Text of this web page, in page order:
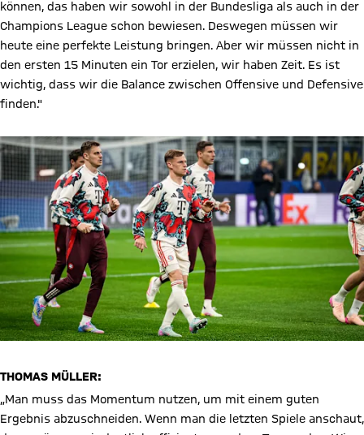
können, das haben wir sowohl in der Bundesliga als auch in der
Champions League schon bewiesen. Deswegen müssen wir
heute eine perfekte Leistung bringen. Aber wir müssen nicht in
den ersten 15 Minuten ein Tor erzielen, wir haben Zeit. Es ist
wichtig, dass wir die Balance zwischen Offensive und Defensive
finden."
THOMAS MÜLLER:
„Man muss das Momentum nutzen, um mit einem guten
Ergebnis abzuschneiden. Wenn man die letzten Spiele anschaut,